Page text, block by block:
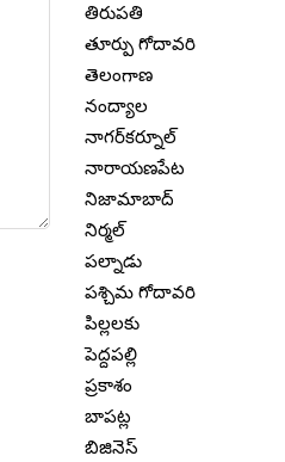
తిరుపతి
తూర్పు గోదావరి
తెలంగాణ
నంద్యాల
నాగర్‌కర్నూల్
నారాయణపేట
నిజామాబాద్
నిర్మల్
పల్నాడు
పశ్చిమ గోదావరి
పిల్లలకు
పెద్దపల్లి
ప్రకాశం
బాపట్ల
బిజినెస్